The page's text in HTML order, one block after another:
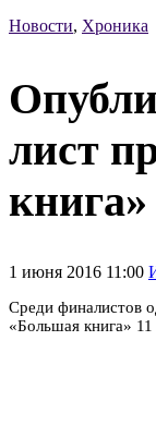
Новости, Хроника
лист
книга»
1 июня 2016 11:00
Среди финалистов
«Большая книга» 11